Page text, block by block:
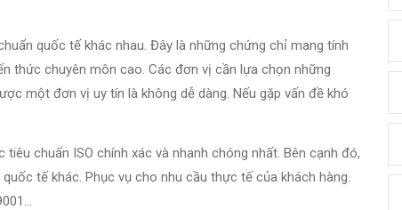
quốc tế khác nhau. Đây là những chứng chỉ mang tính
thức chuyên môn cao. Các đơn vị cần lựa chọn những
một đơn vị uy tín là không dễ dàng. Nếu gặp vấn đề khó
chuẩn ISO chính xác và nhanh chóng nhất. Bên cạnh đó,
tế khác. Phục vụ cho nhu cầu thực tế của khách hàng.